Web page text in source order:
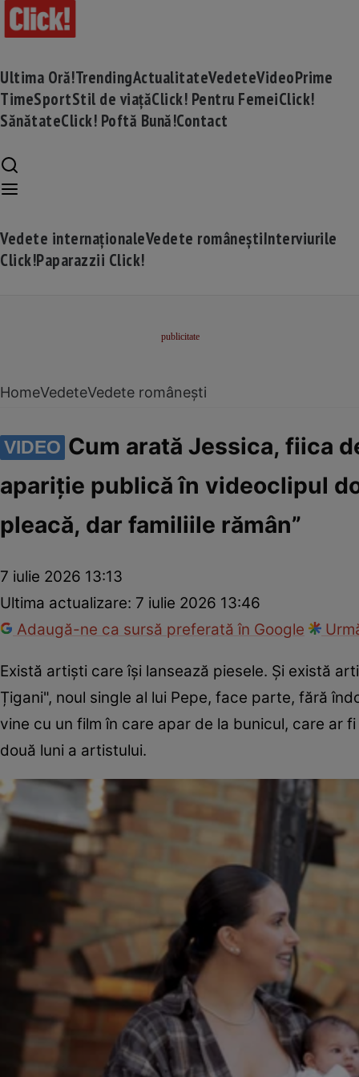
Ultima Oră!TrendingActualitateVedeteVideoPrime
TimeSportStil de viațăClick! Pentru FemeiClick!
SănătateClick! Poftă Bună!Contact
Vedete internaționaleVedete româneștiInterviurile
Click!Paparazzii Click!
HomeVedeteVedete românești
VIDEO Cum arată Jessica, fiica
apariție publică în videoclipul
pleacă, dar familiile rămân”
7 iulie 2026 13:13
Ultima actualizare: 7 iulie 2026 13:46
Adaugă-ne ca sursă preferată în Google
Există artiști care își lansează piesele. Și există
Țigani", noul single al lui Pepe, face parte, fără
vine cu un film în care apar de la bunicul, care ar
două luni a artistului.